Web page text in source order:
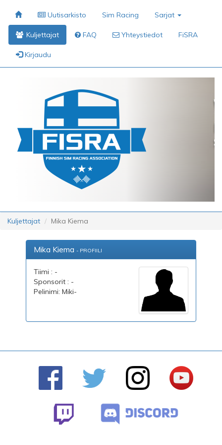
Uutisarkisto Sim Racing Sarjat
Kuljettajat FAQ Yhteystiedot FiSRA
Kirjaudu
Kuljettajat Mika Kiema
Mika Kiema - PROFIILI
Tiimi : -
Sponsorit : -
Pelinimi: Miki-